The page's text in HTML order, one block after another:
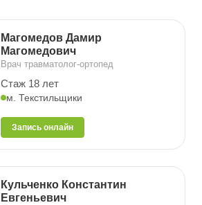
Магомедов Дамир
Магомедович
Врач травматолог-ортопед
Стаж 18 лет
м. Текстильщики
Запись онлайн
Кульченко Константин
Евгеньевич